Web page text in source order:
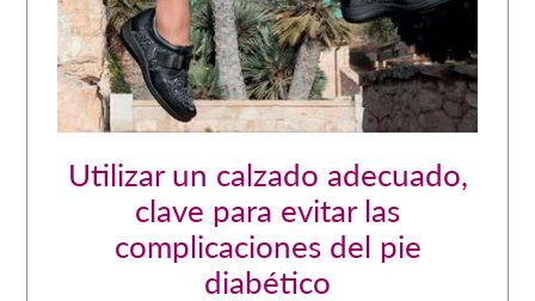
Utilizar un calzado adecuado,
clave para evitar las
complicaciones del pie
diabético